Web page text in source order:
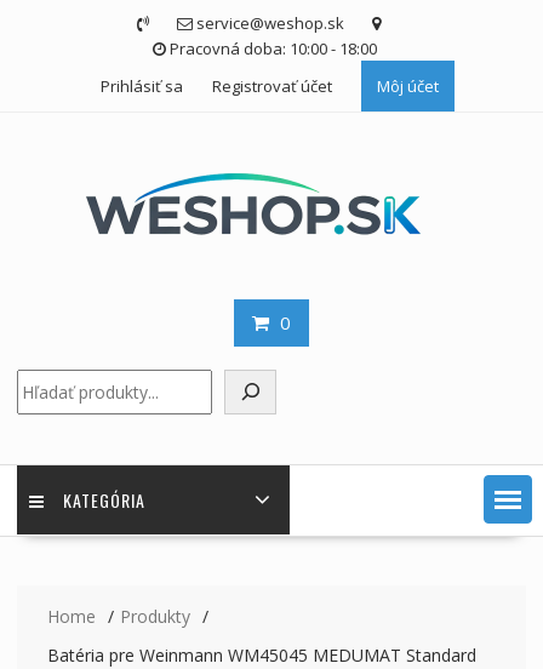
service@weshop.sk
Pracovná doba: 10:00 - 18:00
Prihlásiť sa
Registrovať účet Môj účet
0
KATEGÓRIA
Home
Produkty
Batéria pre Weinmann WM45045 MEDUMAT Standard